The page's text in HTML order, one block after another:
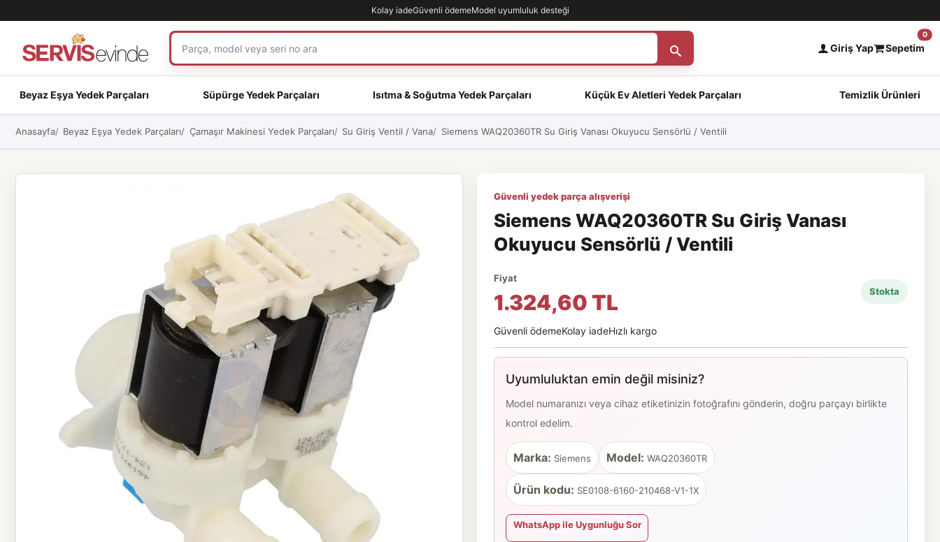
Kolay iadeGüvenli ödemeModel uyumluluk desteği
Giriş Yap Sepetim
0
Beyaz Eşya Yedek Parçaları Süpürge Yedek Parçaları Isıtma & Soğutma Yedek Parçaları Küçük Ev Aletleri Yedek Parçaları Temizlik Ürünleri
Anasayfa Beyaz Eşya Yedek Parçaları Çamaşır Makinesi Yedek Parçaları Su Giriş Ventil / Vana Siemens WAQ20360TR Su Giriş Vanası Okuyucu Sensörlü / Ventili
Güvenli yedek parça alışverişi
Siemens WAQ20360TR Su Giriş Vanası
Okuyucu Sensörlü / Ventili
Fiyat
1.324,60 TL Stokta
Güvenli ödemeKolay iadeHızlı kargo
Uyumluluktan emin değil misiniz?
Model numaranızı veya cihaz etiketinizin fotoğrafını gönderin, doğru parçayı birlikte
kontrol edelim.
Marka: Siemens Model: WAQ20360TR
Ürün kodu: SE0108-6160-210468-V1-1X
WhatsApp ile Uygunluğu Sor